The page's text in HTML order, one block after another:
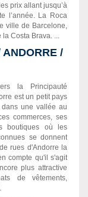
prix allant jusqu’à
l’année. La Roca
ville de Barcelone,
Costa Brava. ...
/
la Principauté
est un petit pays
une vallée au
commerces, ses
boutiques où les
se donnent
rues d'Andorre la
compte qu'il s'agit
plus attractive
de vêtements,